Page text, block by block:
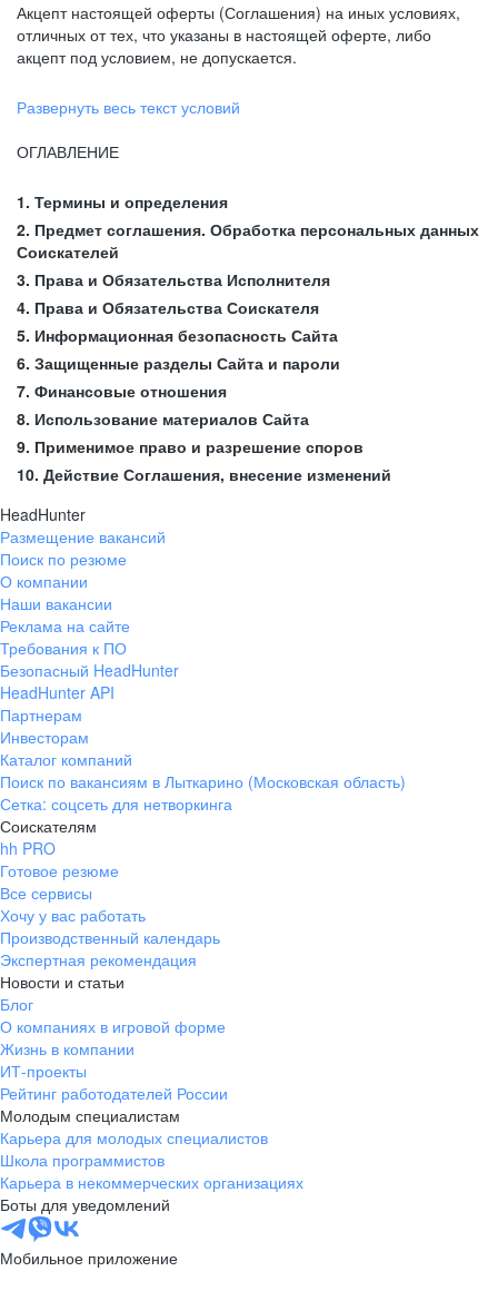
Акцепт настоящей оферты (Соглашения) на иных условиях,
отличных от тех, что указаны в настоящей оферте, либо
акцепт под условием, не допускается.
Развернуть весь текст условий
ОГЛАВЛЕНИЕ
1. Термины и определения
2. Предмет соглашения. Обработка персональных данных
Соискателей
3. Права и Обязательства Исполнителя
4. Права и Обязательства Соискателя
5. Информационная безопасность Сайта
6. Защищенные разделы Сайта и пароли
7. Финансовые отношения
8. Использование материалов Сайта
9. Применимое право и разрешение споров
10. Действие Соглашения, внесение изменений
HeadHunter
Размещение вакансий
Поиск по резюме
О компании
Наши вакансии
Реклама на сайте
Требования к ПО
Безопасный HeadHunter
HeadHunter API
Партнерам
Инвесторам
Каталог компаний
Поиск по вакансиям в Лыткарино (Московская область)
Сетка: соцсеть для нетворкинга
Соискателям
hh PRO
Готовое резюме
Все сервисы
Хочу у вас работать
Производственный календарь
Экспертная рекомендация
Новости и статьи
Блог
О компаниях в игровой форме
Жизнь в компании
ИТ-проекты
Рейтинг работодателей России
Молодым специалистам
Карьера для молодых специалистов
Школа программистов
Карьера в некоммерческих организациях
Боты для уведомлений
Мобильное приложение